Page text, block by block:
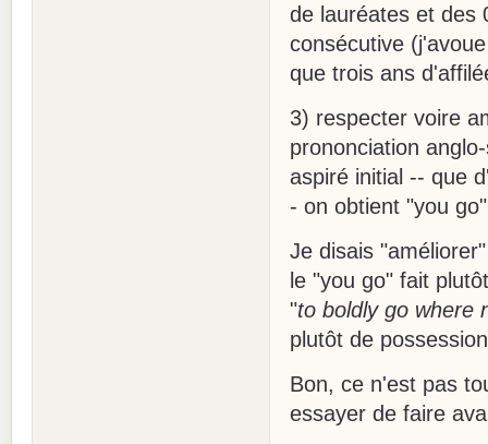
de lauréates et des
consécutive
que trois ans
3) respecter voire
prononciation
aspiré initial -- que
- on obtient "you
Je disais
le "you go" fait
"to boldly go where
plutôt de
Bon, ce n'est pas
essayer de faire